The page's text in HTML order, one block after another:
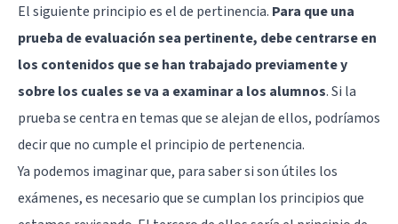
El siguiente principio es el de pertinencia. Para que una
prueba de evaluación sea pertinente, debe centrarse en
los contenidos que se han trabajado previamente y
sobre los cuales se va a examinar a los alumnos. Si la
prueba se centra en temas que se alejan de ellos, podríamos
decir que no cumple el principio de pertenencia.
Ya podemos imaginar que, para saber si son útiles los
exámenes, es necesario que se cumplan los principios que